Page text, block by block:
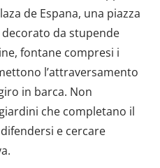
de Espana, una piazza
da stupende
fontane compresi i
l’attraversamento
in barca. Non
che completano il
e cercare